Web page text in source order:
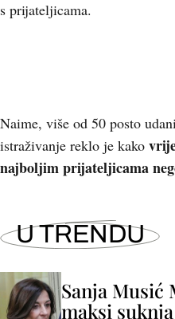
s prijateljicama.
Naime, više od 50 posto
istraživanje reklo je kako
najboljim prijateljicama
U TRENDU
Sanja Musić
maksi